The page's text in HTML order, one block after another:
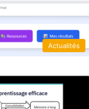
Actualités